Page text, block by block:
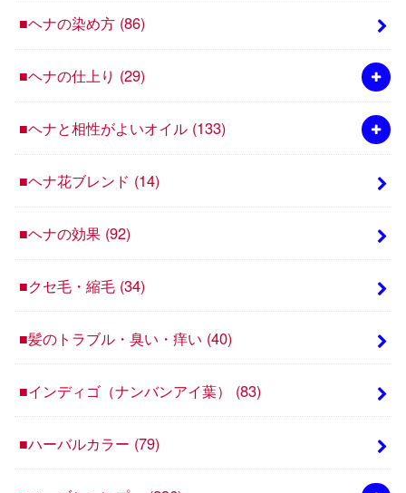
■ヘナの染め方 (86)
■ヘナの仕上り (29)
■ヘナと相性がよいオイル (133)
■ヘナ花ブレンド (14)
■ヘナの効果 (92)
■クセ毛・縮毛 (34)
■髪のトラブル・臭い・痒い (40)
■インディゴ（ナンバンアイ葉） (83)
■ハーバルカラー (79)